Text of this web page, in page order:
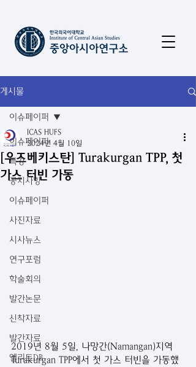
게시물
이슈페이퍼
특강
공지사항
이슈페이퍼
사진자료
시사뉴스
연구포럼
학술회의
발간논문
신착자료
발간자료
엘리트DB
이슈페이퍼
[우즈베키스탄] Turakurgan TPP, 첫
가스 터빈 가동
ICAS HUFS
2024년 4월 10일
2019년 8월 5일, 나망간(Namangan)지역
Turakurgan TPP에서 첫 가스 터빈을 가동했